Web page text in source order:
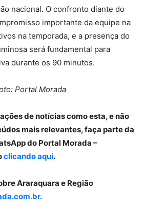
nacional. O confronto diante do
importante da equipe na
na temporada, e a presença do
será fundamental para
durante os 90 minutos.
Portal Morada
de notícias como esta, e não
mais relevantes, faça parte da
do Portal Morada –
clicando aqui.
Araraquara e Região